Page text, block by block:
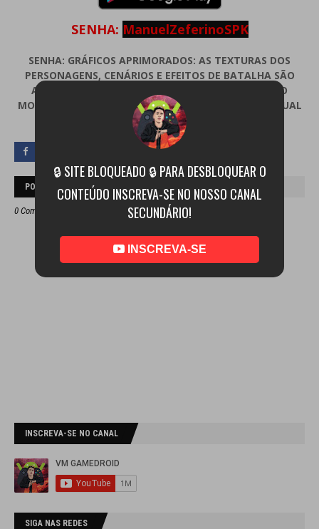
SENHA: ManuelZeferinoSPK
SENHA: GRÁFICOS APRIMORADOS: AS TEXTURAS DOS
PERSONAGENS, CENÁRIOS E EFEITOS DE BATALHA SÃO
ATUALIZADAS PARA SE ASSEMELHAREM A UM JOGO
MODERNO, PROPORCIONANDO UMA EXPERIÊNCIA VISUAL
MAIS RICA E DETALHADA.
POSTAR UM COMENTÁRIO
0 Comentários
INSCREVA-SE NO CANAL
SIGA NAS REDES
🔒 SITE BLOQUEADO 🔒 PARA DESBLOQUEAR O
CONTEÚDO INSCREVA-SE NO NOSSO CANAL
SECUNDÁRIO!
INSCREVA-SE